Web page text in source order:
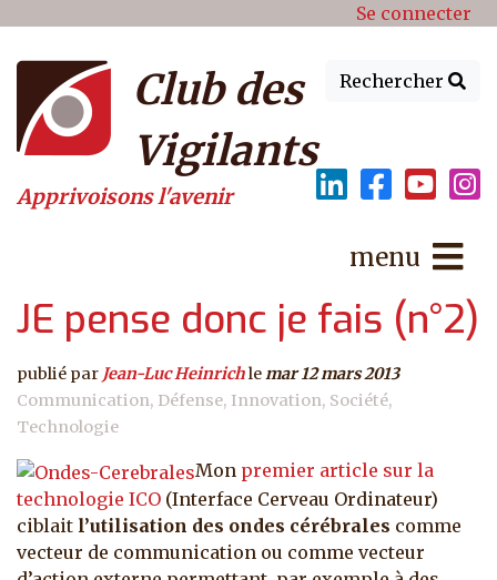
Menu du compte de Se connecter
Rechercher
Club des
Vigilants
Apprivoisons l'avenir
menu
JE pense donc je fais (n°2)
publié par Jean-Luc Heinrichlemar 12 mars 2013
Communication Défense Innovation Société
Technologie
Mon premier article sur la
technologie ICO (Interface Cerveau Ordinateur)
ciblait l’utilisation des ondes cérébrales comme
vecteur de communication ou comme vecteur